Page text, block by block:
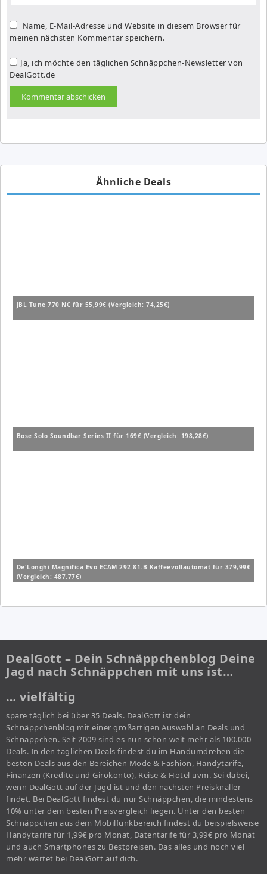
Name, E-Mail-Adresse und Website in diesem Browser für
meinen nächsten Kommentar speichern.
Ja, ich möchte den täglichen Schnäppchen-Newsletter von
DealGott.de
Ähnliche Deals
JBL Tune 770 NC für 55,99€ (Vergleich: 74,25€)
Bose Solo Soundbar Series II für 169€ (Vergleich: 198,28€)
De'Longhi Magnifica Evo ECAM 292.81.B Kaffeevollautomat für 379,99€
(Vergleich: 487,77€)
DealGott – Dein Schnäppchenblog Deine
Jagd nach Schnäppchen mit uns ist…
… vielfältig
spare täglich bei über 35 Deals. DealGott ist dein
Schnäppchenblog mit einer großartigen Auswahl an Deals und
Schnäppchen. Seit 2009 sind es nun schon weit mehr als 100.000
Deals. In den täglichen Deals findest du im Handumdrehen die
besten Deals aus den Bereichen Mode & Fashion, Handytarife,
Finanzen (Kredite und Girokonto), Reise & Hotel uvm. Sei dabei,
wenn DealGott auf der Jagd ist und den nächsten Preisknaller
findet. Bei DealGott findest du nur Schnäppchen, die mindestens
10% unter dem besten Preisvergleich liegen. Unter den besten
Schnäppchen aus dem Mobilfunkbereich findest du beispielsweise
Handytarife für 1,99€ pro Monat, Datentarife für 3,99€ pro Monat
und auch Smartphones zu Bestpreisen. Das alles und noch viel
mehr wartet bei DealGott auf dich.